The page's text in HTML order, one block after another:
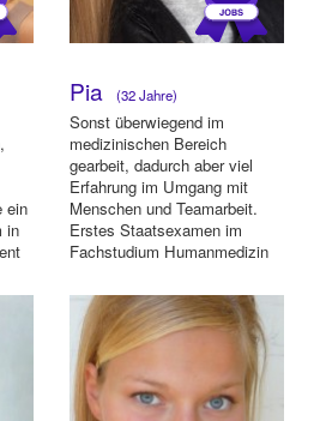
ein
in
Pia (32 Jahre)
Sonst überwiegend im
medizinischen Bereich
gearbeit, dadurch aber viel
Erfahrung im Umgang mit
Menschen und Teamarbeit.
Erstes Staatsexamen im
Fachstudium Humanmedizin
Forschu...